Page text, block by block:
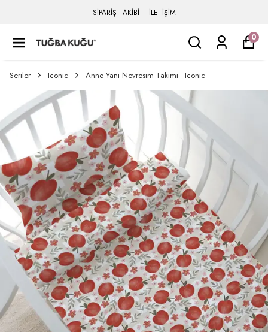
SİPARİŞ TAKİBİ İLETİŞİM
0
Seriler Iconic Anne Yanı Nevresim Takımı - Iconic